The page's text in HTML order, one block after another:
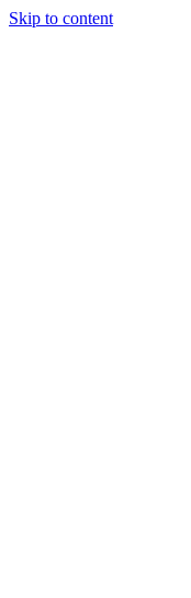
Skip to content